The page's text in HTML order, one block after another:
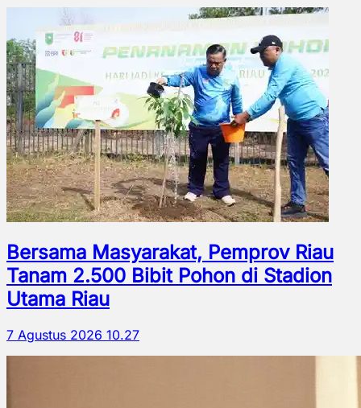
Bersama Masyarakat, Pemprov Riau
Tanam 2.500 Bibit Pohon di Stadion
Utama Riau
7 Agustus 2026 10.27